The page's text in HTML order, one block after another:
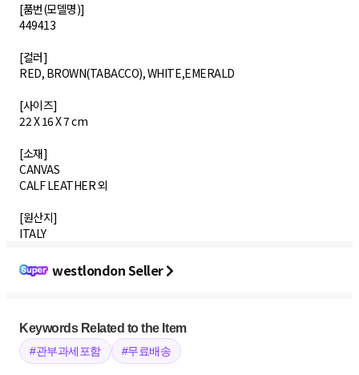
[품번(모델명)]
449413
[컬러]
RED, BROWN(TABACCO), WHITE,EMERALD
[사이즈]
22 X 16 X 7 cm
[소재]
CANVAS
CALF LEATHER 외
[원산지]
ITALY
westlondon Seller
Keywords Related to the Item
#관부과세포함 #무료배송